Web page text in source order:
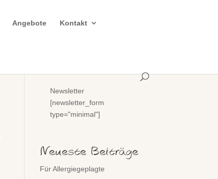
Angebote Kontakt
Newsletter
[newsletter_form
type="minimal"]
Neueste Beiträge
Für Allergiegeplagte